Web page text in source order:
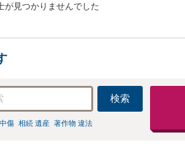
が見つかりませんでした
検索
傷 相続 遺産 著作物 違法